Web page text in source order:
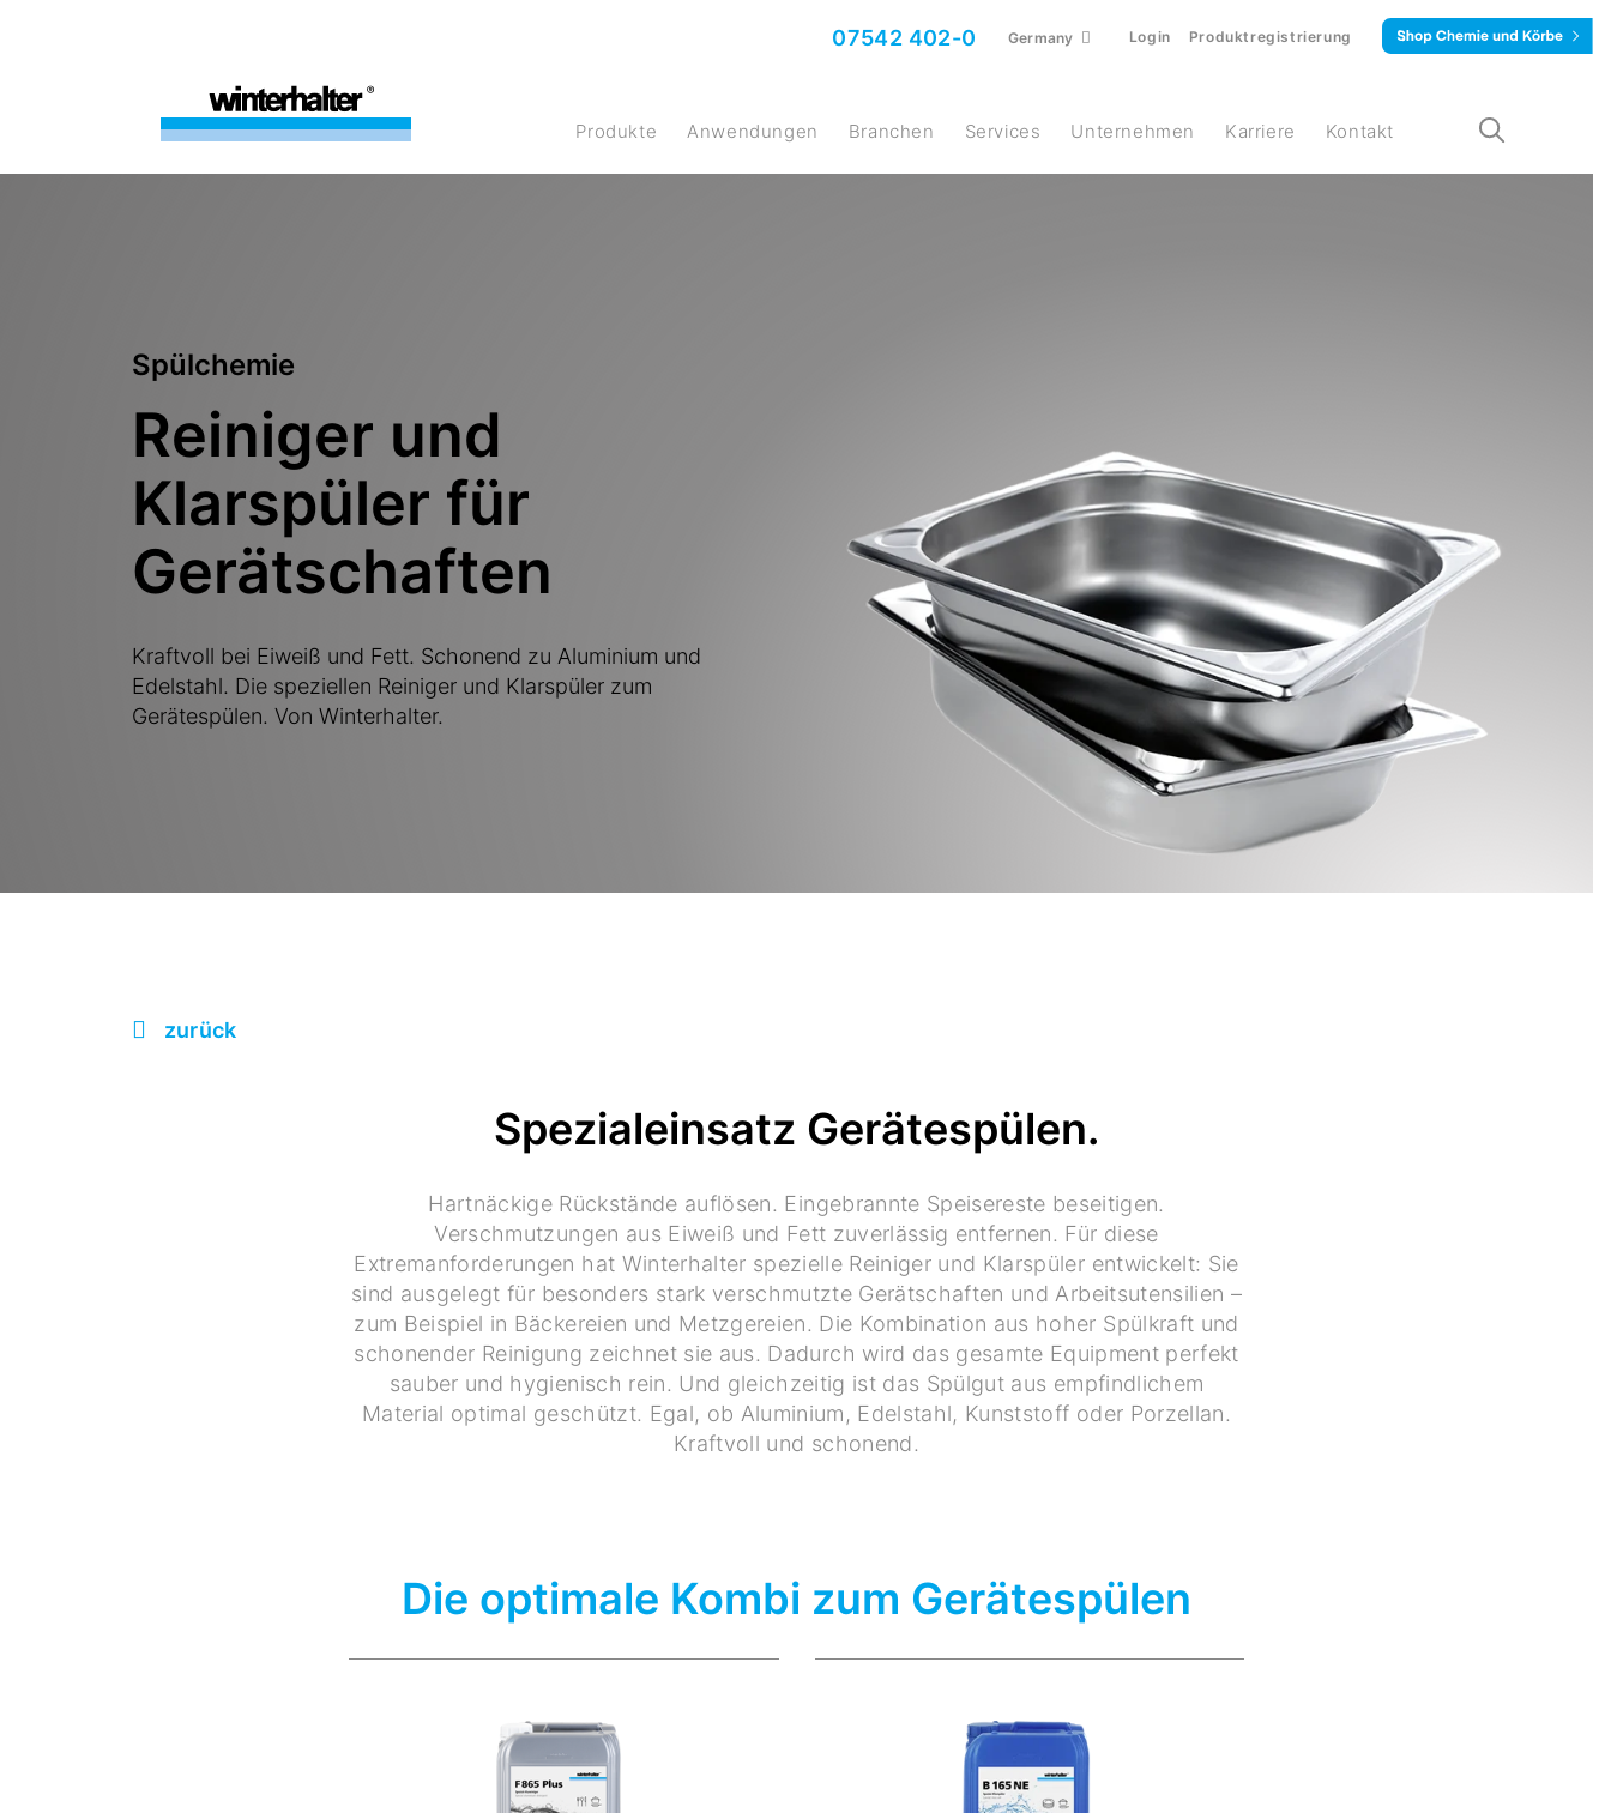
07542 402-0 Germany Login Produktregistrierung
Produkte Anwendungen Branchen Services Unternehmen Karriere Kontakt
Spülchemie
Reiniger und
Klarspüler für
Gerätschaften
Kraftvoll bei Eiweiß und Fett. Schonend zu Aluminium und
Edelstahl. Die speziellen Reiniger und Klarspüler zum
Gerätespülen. Von Winterhalter.
zurück
Spezialeinsatz Gerätespülen.
Hartnäckige Rückstände auflösen. Eingebrannte Speisereste beseitigen.
Verschmutzungen aus Eiweiß und Fett zuverlässig entfernen. Für diese
Extremanforderungen hat Winterhalter spezielle Reiniger und Klarspüler entwickelt: Sie
sind ausgelegt für besonders stark verschmutzte Gerätschaften und Arbeitsutensilien –
zum Beispiel in Bäckereien und Metzgereien. Die Kombination aus hoher Spülkraft und
schonender Reinigung zeichnet sie aus. Dadurch wird das gesamte Equipment perfekt
sauber und hygienisch rein. Und gleichzeitig ist das Spülgut aus empfindlichem
Material optimal geschützt. Egal, ob Aluminium, Edelstahl, Kunststoff oder Porzellan.
Kraftvoll und schonend.
Die optimale Kombi zum Gerätespülen